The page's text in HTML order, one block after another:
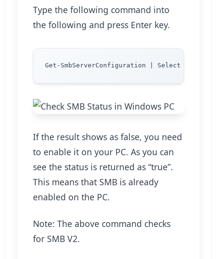
Type the following command into
the following and press Enter key.
If the result shows as false, you need
to enable it on your PC. As you can
see the status is returned as “true”.
This means that SMB is already
enabled on the PC.
Note: The above command checks
for SMB V2.